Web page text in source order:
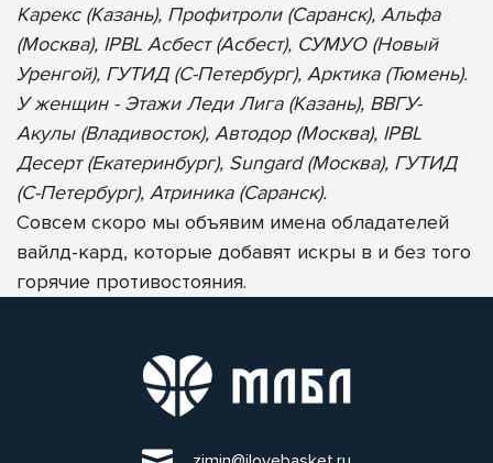
Карекс (Казань), Профитроли (Саранск), Альфа
(Москва), IPBL Асбест (Асбест), СУМУО (Новый
Уренгой), ГУТИД (С-Петербург), Арктика (Тюмень).
У женщин - Этажи Леди Лига (Казань), ВВГУ-
Акулы (Владивосток), Автодор (Москва), IPBL
Десерт (Екатеринбург), Sungard (Москва), ГУТИД
(С-Петербург), Атриника (Саранск).
Совсем скоро мы объявим имена обладателей
вайлд-кард, которые добавят искры в и без того
горячие противостояния.